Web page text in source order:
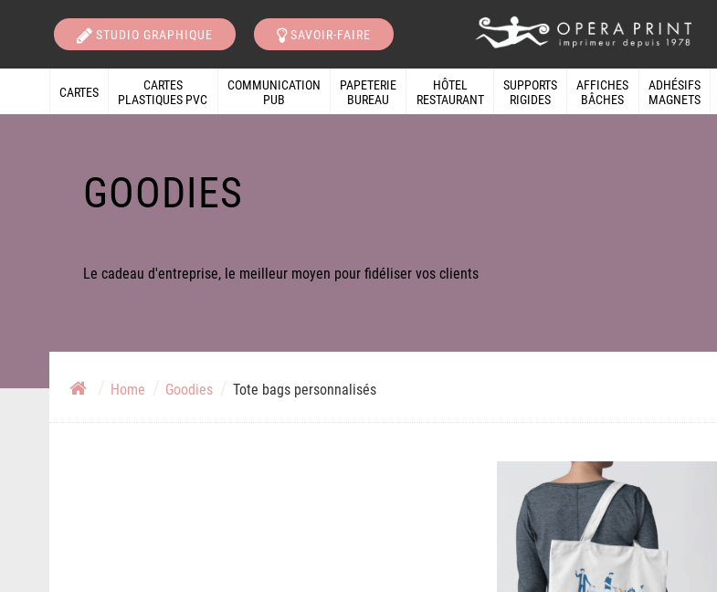
STUDIO GRAPHIQUE SAVOIR-FAIRE
CARTES
CARTES
PLASTIQUES PVC
COMMUNICATION
PUB
PAPETERIE
BUREAU
HÔTEL
RESTAURANT
SUPPORTS
RIGIDES
AFFICHES
BÂCHES
ADHÉSIFS
MAGNETS
GOODIES
Le cadeau d'entreprise, le meilleur moyen pour fidéliser vos clients
Home Goodies Tote bags personnalisés